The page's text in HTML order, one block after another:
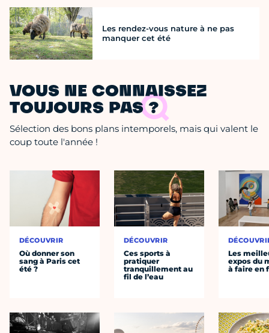
Les rendez-vous nature à ne pas
manquer cet été
VOUS NE CONNAISSEZ
TOUJOURS PAS ?
Sélection des bons plans intemporels, mais qui valent le
coup toute l'année !
DÉCOUVRIR
Où donner son
sang à Paris cet
été ?
DÉCOUVRIR
Ces sports à
pratiquer
tranquillement au
fil de l’eau
Les
expos du
à faire en